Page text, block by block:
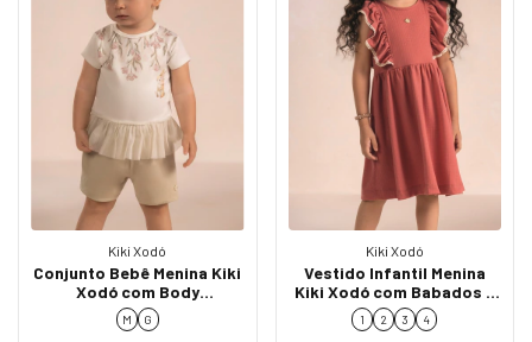
Kiki Xodó
Conjunto Bebê Menina Kiki
Xodó com Body
Estampado e Shorts
K1500005
M G
Kiki Xodó
Vestido Infantil Menina
Kiki Xodó com Babados e
Renda K2100026
1 2 3 4